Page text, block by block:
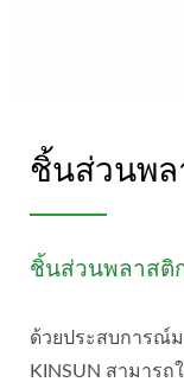
ชิ้นส่วนพ
ชิ้นส่วนพลาสติ
ด้วยประสบการณ์
KINSUN สามาร